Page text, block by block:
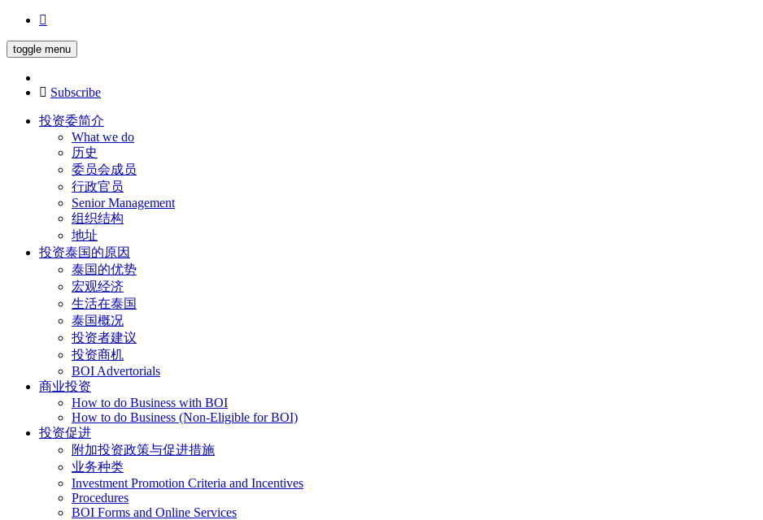
toggle menu
Subscribe
投资委简介
What we do
历史
委员会成员
行政官员
Senior Management
组织结构
地址
投资泰国的原因
泰国的优势
宏观经济
生活在泰国
泰国概况
投资者建议
投资商机
BOI Advertorials
商业投资
How to do Business with BOI
How to do Business (Non-Eligible for BOI)
投资促进
附加投资政策与促进措施
业务种类
Investment Promotion Criteria and Incentives
Procedures
BOI Forms and Online Services